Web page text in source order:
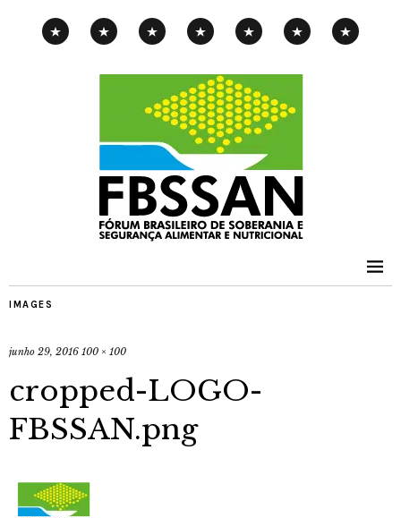
IMAGES
junho 29, 2016 100 × 100
cropped-LOGO-
FBSSAN.png